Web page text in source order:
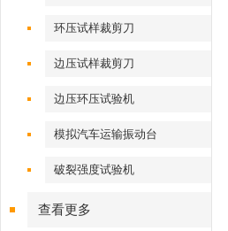
环压试样裁剪刀
边压试样裁剪刀
边压环压试验机
模拟汽车运输振动台
破裂强度试验机
查看更多